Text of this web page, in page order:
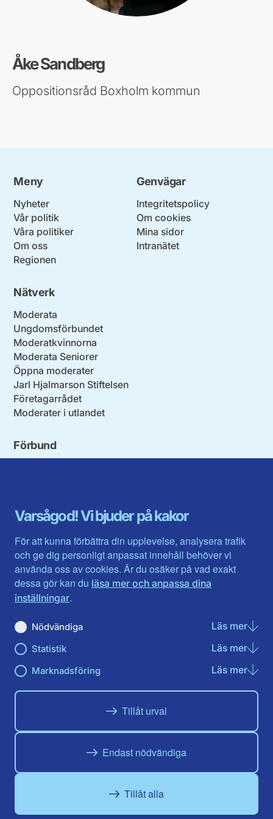
Varsågod! Vi bjuder på kakor
För att kunna förbättra din upplevelse, analysera trafik
och ge dig personligt anpassat innehåll behöver vi
använda oss av cookies. Är du osäker på vad exakt
dessa gör kan du läsa mer och anpassa dina
inställningar.
Nödvändiga Läs merom
Statistik Läs merom
Marknadsföring Läs merom
Tillåt urval
Endast nödvändiga
Tillåt alla
Åke Sandberg
Oppositionsråd Boxholm kommun
Meny
Nyheter
Vår politik
Våra politiker
Om oss
Regionen
Genvägar
Integritetspolicy
Om cookies
Mina sidor
Intranätet
Nätverk
Moderata
Ungdomsförbundet
Moderatkvinnorna
Moderata Seniorer
Öppna moderater
Jarl Hjalmarson Stiftelsen
Företagarrådet
Moderater i utlandet
Förbund
Gävleborg
Halland
Jämtlands län
Jönköpings län
Kalmar län
Kronobergs län
Norrbotten
Skåne län
Värmlands län
Västerbotten
Västra Götaland
Västernorrland
Västmanland
Örebro län
Östergötland
Du hittar oss här på sociala medier
Facebook
Instagram